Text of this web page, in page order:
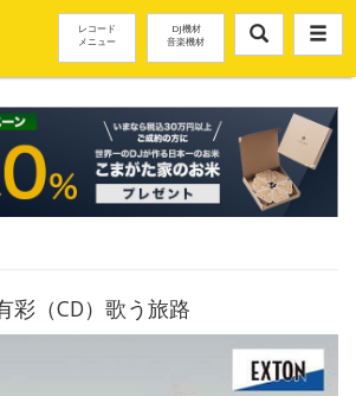
レコード
メニュー
DJ機材
音楽機材
彩（CD）歌う旅路